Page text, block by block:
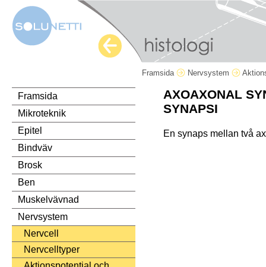
Framsida Nervsystem
Framsida
Mikroteknik
Epitel
Bindväv
Brosk
Ben
Muskelvävnad
Nervsystem
Nervcell
Nervcelltyper
AXOAXONAL
SYNAPSI
En synaps mellan två